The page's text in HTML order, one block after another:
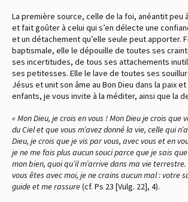
La première source, celle de la foi, anéantit peu
et fait goûter à celui qui s’en délecte une
et un détachement qu’elle seule peut apporter.
baptismale, elle le dépouille de toutes ses
ses incertitudes, de tous ses attachements
ses petitesses. Elle le lave de toutes ses
Jésus et unit son âme au Bon Dieu dans la paix
enfants, je vous invite à la méditer, ainsi que la
« Mon Dieu, je crois en vous ! Mon Dieu je crois que
du Ciel et que vous m’avez donné la vie, celle qui
Dieu, je crois que je vis par vous, avec vous et en
je ne me fais plus aucun souci parce que je sais
mon bien, quoi qu’il m’arrive dans ma vie
vous êtes avec moi, je ne crains aucun mal : votre
guide et me rassure(cf. Ps 23 [Vulg. 22], 4).